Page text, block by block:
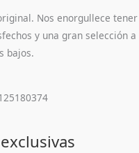
Nos enorgullece tener
y una gran selección a
bajos.